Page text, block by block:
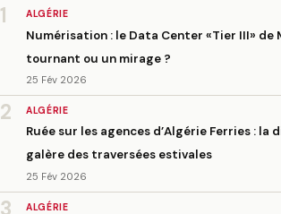
1 ALGÉRIE
Numérisation : le Data Center «Tier III» de
tournant ou un mirage ?
25 Fév 2026
2 ALGÉRIE
Ruée sur les agences d’Algérie Ferries : la
galère des traversées estivales
25 Fév 2026
ALGÉRIE